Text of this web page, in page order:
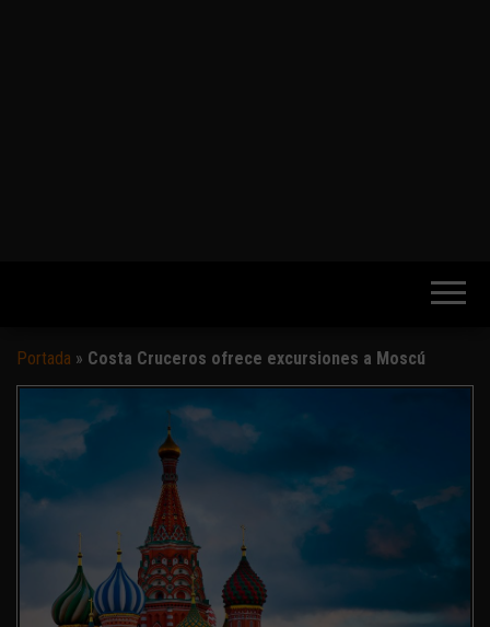
Portada » Costa Cruceros ofrece excursiones a Moscú